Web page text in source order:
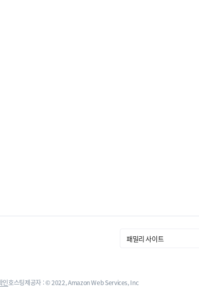
인호스팅제공자 : © 2022, Amazon Web Services, Inc